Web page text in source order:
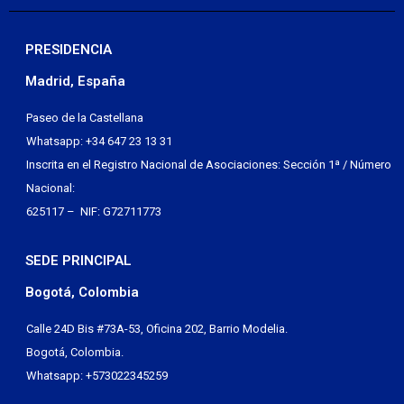
PRESIDENCIA
Madrid, España
Paseo de la Castellana
Whatsapp: +34 647 23 13 31
Inscrita en el Registro Nacional de Asociaciones: Sección 1ª / Número
Nacional:
625117 – NIF: G72711773
SEDE PRINCIPAL
Bogotá, Colombia
Calle 24D Bis #73A-53, Oficina 202, Barrio Modelia.
Bogotá, Colombia.
Whatsapp: +573022345259